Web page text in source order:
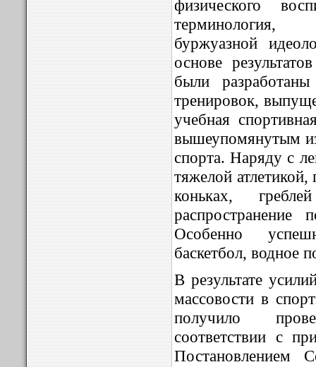
физического
терминология,
буржуазной
основе
были
тренировок,
учебная
вышеупомянутым
спорта. Наряду с
тяжелой
коньках,
распространение
Особенно
баскетбол, водное
В результате
массовости в
получило
соответствии с
Постановлением